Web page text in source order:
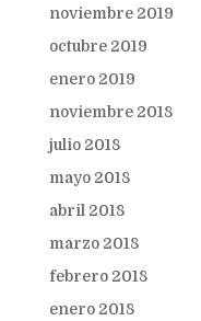
noviembre 2019
octubre 2019
enero 2019
noviembre 2018
julio 2018
mayo 2018
abril 2018
marzo 2018
febrero 2018
enero 2018